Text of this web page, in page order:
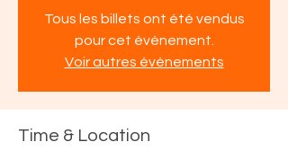
Tous les billets ont été vendus
pour cet événement.
Voir autres événements
Time & Location